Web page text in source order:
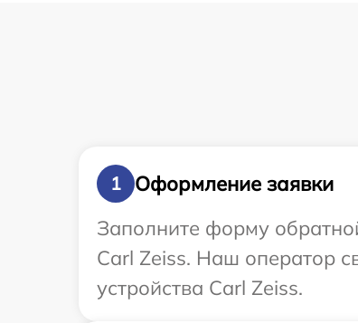
1
Оформление заявки
Заполните форму
Carl Zeiss. Наш оператор
устройства Carl Zeiss.